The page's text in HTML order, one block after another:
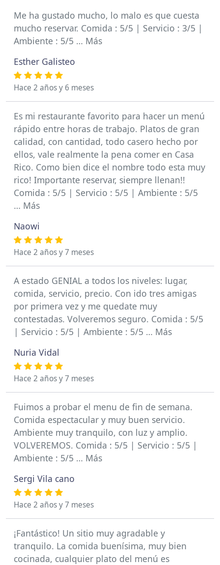
Me ha gustado mucho, lo malo es que cuesta
mucho reservar. Comida : 5/5 | Servicio : 3/5 |
Ambiente : 5/5 … Más
Esther Galisteo
Hace 2 años y 6 meses
Es mi restaurante favorito para hacer un menú
rápido entre horas de trabajo. Platos de gran
calidad, con cantidad, todo casero hecho por
ellos, vale realmente la pena comer en Casa
Rico. Como bien dice el nombre todo esta muy
rico! Importante reservar, siempre llenan!!
Comida : 5/5 | Servicio : 5/5 | Ambiente : 5/5
… Más
Naowi
Hace 2 años y 7 meses
A estado GENIAL a todos los niveles: lugar,
comida, servicio, precio. Con ido tres amigas
por primera vez y me quedate muy
contestadas. Volveremos seguro. Comida : 5/5
| Servicio : 5/5 | Ambiente : 5/5 … Más
Nuria Vidal
Hace 2 años y 7 meses
Fuimos a probar el menu de fin de semana.
Comida espectacular y muy buen servicio.
Ambiente muy tranquilo, con luz y amplio.
VOLVEREMOS. Comida : 5/5 | Servicio : 5/5 |
Ambiente : 5/5 … Más
Sergi Vila cano
Hace 2 años y 7 meses
¡Fantástico! Un sitio muy agradable y
tranquilo. La comida buenísima, muy bien
cocinada, cualquier plato del menú es